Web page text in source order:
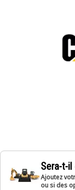
Sera-t-
Ajoutez
ou si des